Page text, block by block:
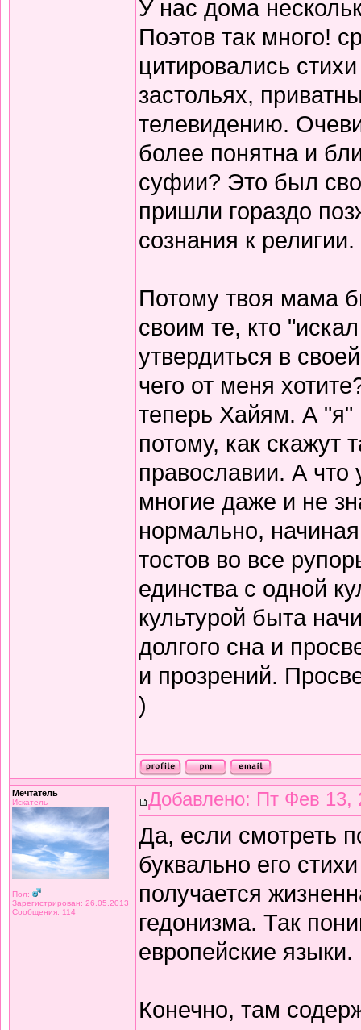
У нас дома
Поэтов так много!
цитировались
застольях,
телевидению.
более понятна и
суфии? Это был
пришли гораздо
сознания к религии.
Потому твоя мама
своим те, кто
утвердиться в
чего от меня
теперь Хайям. А "я"
потому, как скажут
православии. А что
многие даже и не
нормально,
тостов во все
единства с одной
культурой быта
долгого сна и
и прозрений.
)
Мечтатель
Искатель
Пол:
Зарегистрирован: 26.05.2013
Сообщения: 114
Добавлено: Пт Фев 13,
Да, если смотреть
буквально его
получается
гедонизма. Так
европейские языки.
Конечно, там